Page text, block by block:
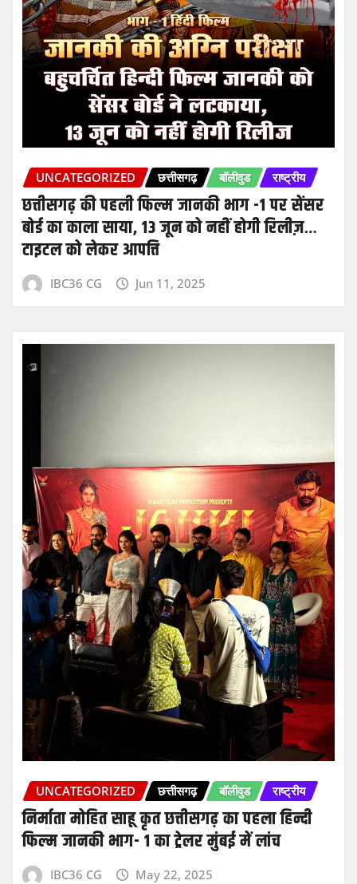
UNCATEGORIZED छत्तीसगढ़ बॉलीवुड राष्ट्रीय
छत्तीसगढ़ की पहली फिल्म जानकी भाग -1 पर सेंसर
बोर्ड का काला साया, 13 जून को नहीं होगी रिलीज़…
टाइटल को लेकर आपत्ति
IBC36 CG Jun 11, 2025
UNCATEGORIZED छत्तीसगढ़ बॉलीवुड राष्ट्रीय
निर्माता मोहित साहू कृत छत्तीसगढ़ का पहला हिन्दी
फिल्म जानकी भाग- 1 का ट्रेलर मुंबई में लांच
IBC36 CG May 22, 2025